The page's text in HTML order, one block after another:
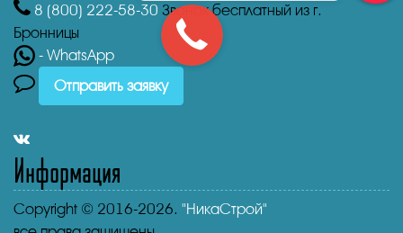
8 (800) 222-58-30 Звонок бесплатный из г.
Бронницы
- WhatsApp
Отправить заявку
Информация
Copyright © 2016-2026. "НикаСтрой"